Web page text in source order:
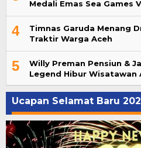
Medali Emas Sea Games
4
Timnas Garuda Menang
Traktir Warga Aceh
5
Willy Preman Pensiun &
Legend Hibur Wisatawan
Ucapan Selamat Baru